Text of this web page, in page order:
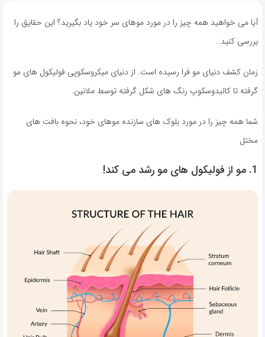
آیا می خواهید همه چیز را در مورد موهای سر خود یاد بگیرید؟ این حقایق را
بررسی کنید…
زمان کشف دنیای مو فرا رسیده است. از دنیای میکروسکوپی فولیکول های مو
گرفته تا کالیدوسکوپ رنگ های شکل گرفته توسط ملانین.
شما همه چیز را در مورد بلوک های سازنده موهای خود، نحوه بافت های
مختل
1. مو از فولیکول های مو رشد می کند!